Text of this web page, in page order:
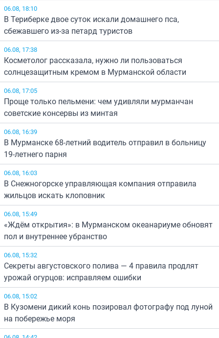
06.08, 18:10
В Териберке двое суток искали домашнего пса,
сбежавшего из-за петард туристов
06.08, 17:38
Косметолог рассказала, нужно ли пользоваться
солнцезащитным кремом в Мурманской области
06.08, 17:05
Проще только пельмени: чем удивляли мурманчан
советские консервы из минтая
06.08, 16:39
В Мурманске 68-летний водитель отправил в больницу
19-летнего парня
06.08, 16:03
В Снежногорске управляющая компания отправила
жильцов искать клоповник
06.08, 15:49
«Ждём открытия»: в Мурманском океанариуме обновят
пол и внутреннее убранство
06.08, 15:32
Секреты августовского полива — 4 правила продлят
урожай огурцов: исправляем ошибки
06.08, 15:02
В Кузомени дикий конь позировал фотографу под луной
на побережье моря